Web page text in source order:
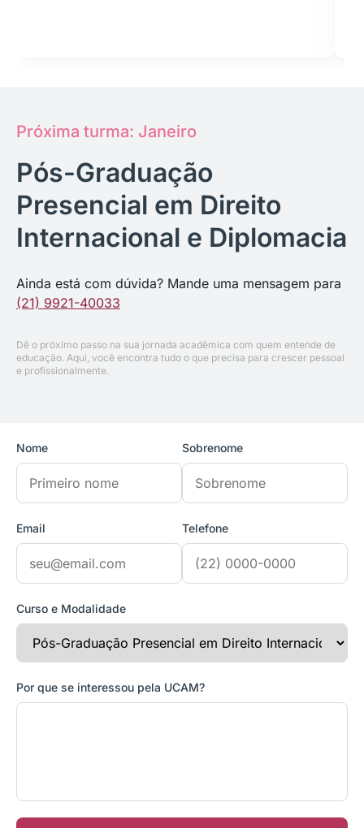
Próxima turma: Janeiro
Pós-Graduação
Presencial em Direito
Internacional e Diplomacia
Ainda está com dúvida? Mande uma mensagem para
(21) 9921-40033
Dê o próximo passo na sua jornada acadêmica com quem entende de
educação. Aqui, você encontra tudo o que precisa para crescer pessoal
e profissionalmente.
Nome Sobrenome
Email Telefone
Curso e Modalidade
Por que se interessou pela UCAM?